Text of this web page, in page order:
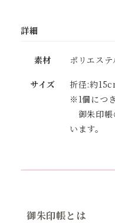
詳細
素材 ポリエステ
サイズ
折径:約
※1個につ
御朱印帳
います。
御朱印帳とは